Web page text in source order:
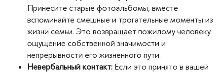
Принесите старые фотоальбомы, вместе
вспоминайте смешные и трогательные моменты из
жизни семьи. Это возвращает пожилому человеку
ощущение собственной значимости и
непрерывности его жизненного пути.
Невербальный контакт: Если это принято в вашей